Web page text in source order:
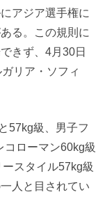
アジア選手権に
る。この規則に
きず、4月30日
リア・ソフィ
57kg級、男子フ
コローマン60kg級
スタイル57kg級
人と目されてい